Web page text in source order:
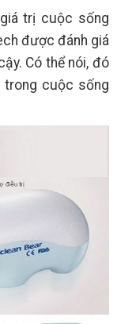
trị cuộc sống
được đánh giá
Có thể nói, đó
cuộc sống